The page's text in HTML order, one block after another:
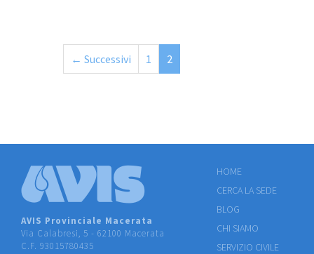
← Successivi 1 2
AVIS Provinciale Macerata
Via Calabresi, 5 - 62100 Macerata
C.F. 93015780435
HOME
CERCA LA SEDE
BLOG
CHI SIAMO
SERVIZIO CIVILE